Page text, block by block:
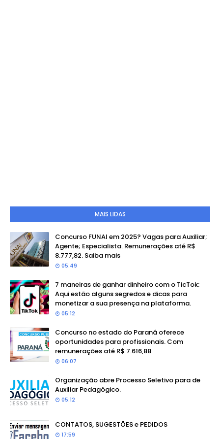
MAIS LIDAS
Concurso FUNAI em 2025? Vagas para Auxiliar;
Agente; Especialista. Remunerações até R$
8.777,82. Saiba mais
05:49
7 maneiras de ganhar dinheiro com o TicTok:
Aqui estão alguns segredos e dicas para
monetizar a sua presença na plataforma.
05:12
Concurso no estado do Paraná oferece
oportunidades para profissionais. Com
remunerações até R$ 7.616,88
06:07
Organização abre Processo Seletivo para de
Auxiliar Pedagógico.
05:12
CONTATOS, SUGESTÕES e PEDIDOS
17:59